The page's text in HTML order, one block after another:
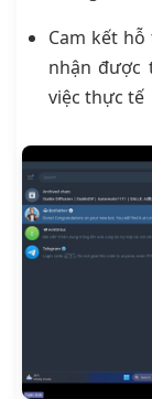
Cam kết
nhận được
việc thực tế